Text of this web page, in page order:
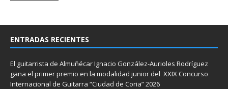
ENTRADAS RECIENTES
El guitarrista de Almuñécar Ignacio González-Aurioles Rodríguez
gana el primer premio en la modalidad junior del XXIX Concurso
Internacional de Guitarra “Ciudad de Coria” 2026